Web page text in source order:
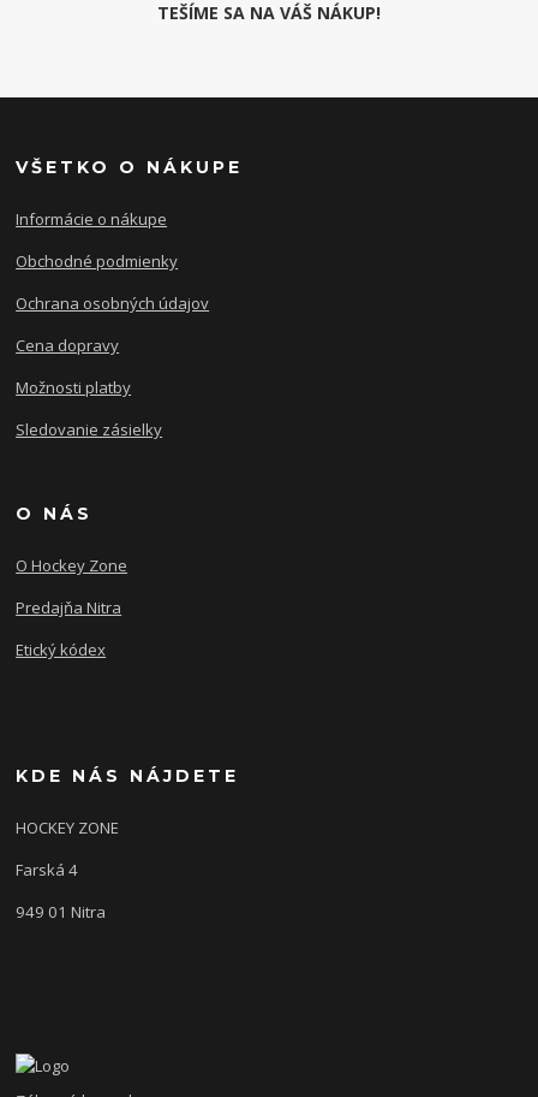
TEŠÍME SA NA VÁŠ NÁKUP!
VŠETKO O NÁKUPE
Informácie o nákupe
Obchodné podmienky
Ochrana osobných údajov
Cena dopravy
Možnosti platby
Sledovanie zásielky
O NÁS
O Hockey Zone
Predajňa Nitra
Etický kódex
KDE NÁS NÁJDETE
HOCKEY ZONE
Farská 4
949 01 Nitra